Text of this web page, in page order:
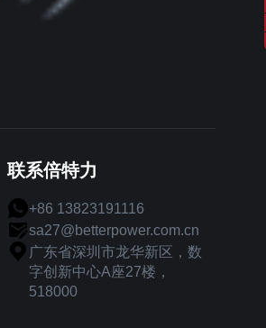
联系倍特力
+86 13823191116
sa27@betterpower.com.cn
广东省深圳市龙华新区，数
字创新中心A座27楼，
518000